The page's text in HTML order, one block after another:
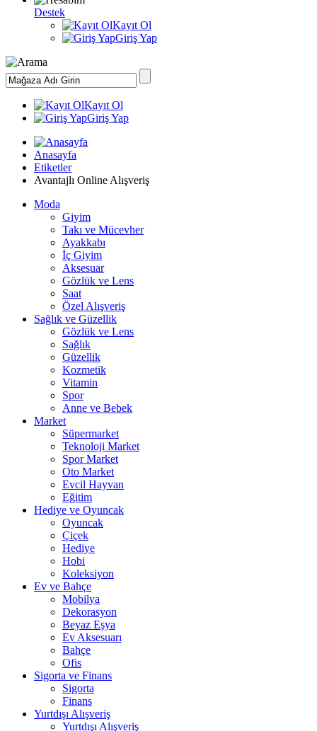
Destek
Kayıt Ol
Giriş Yap
Kayıt Ol
Giriş Yap
Anasayfa
Etiketler
Avantajlı Online Alışveriş
Moda
Giyim
Takı ve Mücevher
Ayakkabı
İç Giyim
Aksesuar
Gözlük ve Lens
Saat
Özel Alışveriş
Sağlık ve Güzellik
Gözlük ve Lens
Sağlık
Güzellik
Kozmetik
Vitamin
Spor
Anne ve Bebek
Market
Süpermarket
Teknoloji Market
Spor Market
Oto Market
Evcil Hayvan
Eğitim
Hediye ve Oyuncak
Oyuncak
Çiçek
Hediye
Hobi
Koleksiyon
Ev ve Bahçe
Mobilya
Dekorasyon
Beyaz Eşya
Ev Aksesuarı
Bahçe
Ofis
Sigorta ve Finans
Sigorta
Finans
Yurtdışı Alışveriş
Yurtdışı Alışveriş